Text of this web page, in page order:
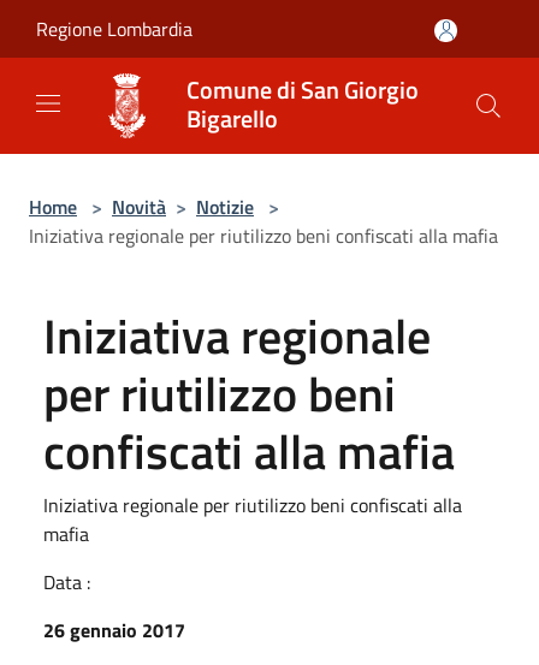
Regione Lombardia
Comune di San Giorgio
Bigarello
Home > Novità > Notizie >
Iniziativa regionale per riutilizzo beni confiscati alla mafia
Iniziativa regionale
per riutilizzo beni
confiscati alla mafia
Iniziativa regionale per riutilizzo beni confiscati alla
mafia
Data :
26 gennaio 2017